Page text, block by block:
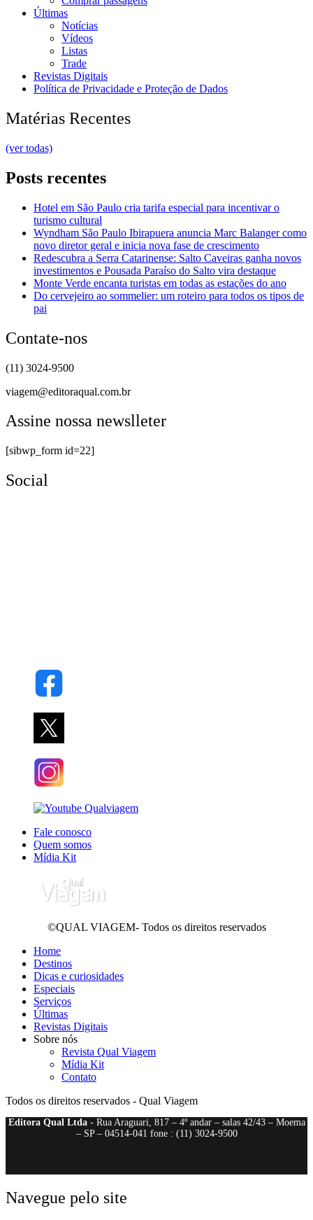
Últimas
Notícias
Vídeos
Listas
Trade
Revistas Digitais
Política de Privacidade e Proteção de Dados
Matérias Recentes
(ver todas)
Posts recentes
Hotel em São Paulo cria tarifa especial para incentivar o
turismo cultural
Wyndham São Paulo Ibirapuera anuncia Marc Balanger como
novo diretor geral e inicia nova fase de crescimento
Redescubra a Serra Catarinense: Salto Caveiras ganha novos
investimentos e Pousada Paraíso do Salto vira destaque
Monte Verde encanta turistas em todas as estações do ano
Do cervejeiro ao sommelier: um roteiro para todos os tipos de
pai
Contate-nos
(11) 3024-9500
viagem@editoraqual.com.br
Assine nossa newslleter
[sibwp_form id=22]
Social
Fale conosco
Quem somos
Mídia Kit
©QUAL VIAGEM- Todos os direitos reservados
Home
Destinos
Dicas e curiosidades
Especiais
Serviços
Últimas
Revistas Digitais
Sobre nós
Revista Qual Viagem
Mídia Kit
Contato
Todos os direitos reservados - Qual Viagem
Editora Qual Ltda- Rua Araguari, 817 – 4º andar – salas 42/43 – Moema
– SP – 04514-041 fone : (11) 3024-9500
Navegue pelo site